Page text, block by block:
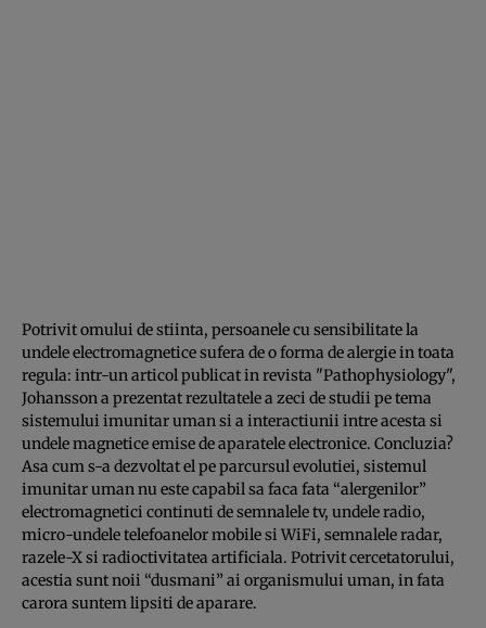
Potrivit omului de stiinta, persoanele cu sensibilitate la
undele electromagnetice sufera de o forma de alergie in toata
regula: intr-un articol publicat in revista "Pathophysiology",
Johansson a prezentat rezultatele a zeci de studii pe tema
sistemului imunitar uman si a interactiunii intre acesta si
undele magnetice emise de aparatele electronice. Concluzia?
Asa cum s-a dezvoltat el pe parcursul evolutiei, sistemul
imunitar uman nu este capabil sa faca fata “alergenilor”
electromagnetici continuti de semnalele tv, undele radio,
micro-undele telefoanelor mobile si WiFi, semnalele radar,
razele-X si radioctivitatea artificiala. Potrivit cercetatorului,
acestia sunt noii “dusmani” ai organismului uman, in fata
carora suntem lipsiti de aparare.